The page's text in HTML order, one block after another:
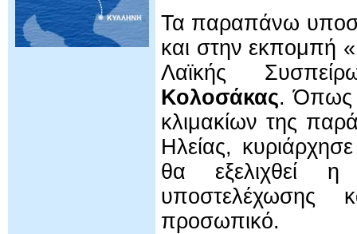
Τα παραπάνω
και στην εκπομπή
Λαϊκής
Κολοσάκας. Όπως
κλιμακίων της
Ηλείας,
θα εξελιχθεί η
υποστελέχωσης
προσωπικό.